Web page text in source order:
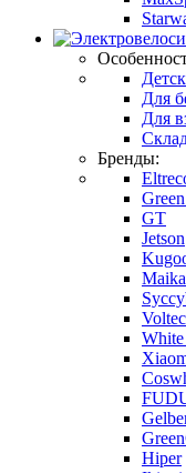
Для
Для
Бренды:
GT
Jetson
White
Hiper